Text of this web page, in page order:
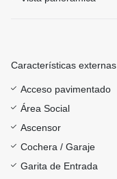
Características
Acceso pavimentado
Área Social
Ascensor
Cochera / Garaje
Garita de Entrada